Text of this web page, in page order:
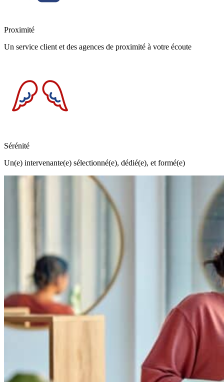
Proximité
Un service client et des agences de proximité à votre écoute
Sérénité
Un(e) intervenante(e) sélectionné(e), dédié(e), et formé(e)